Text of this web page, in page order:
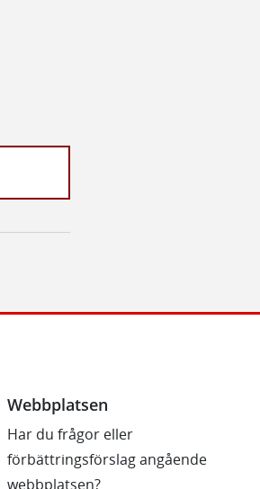
Webbplatsen
Har du frågor eller
förbättringsförslag angående
webbplatsen?